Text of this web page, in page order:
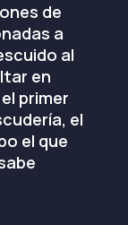
de
a
al
en
primer
el
el que